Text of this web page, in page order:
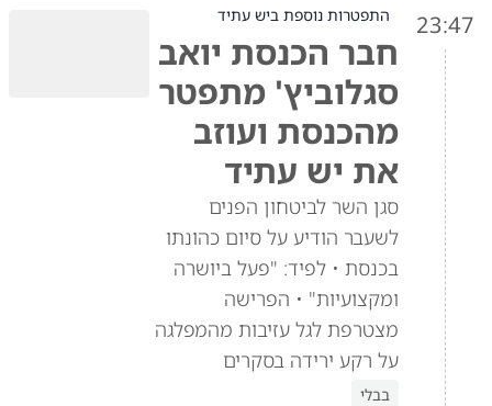
23:47 התפטרות נוספת ביש עתיד
חבר הכנסת יואב
סגלוביץ' מתפטר
מהכנסת ועוזב
את יש עתיד
סגן השר לביטחון הפנים
לשעבר הודיע על סיום כהונתו
בכנסת • לפיד: "פעל ביושרה
ומקצועיות" • הפרישה
מצטרפת לגל עזיבות מהמפלגה
על רקע ירידה בסקרים
בבלי